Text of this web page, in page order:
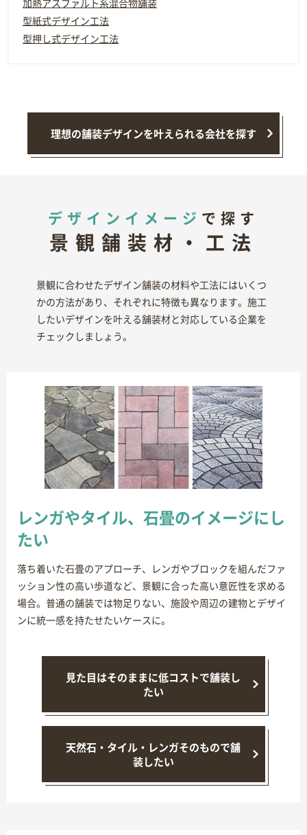
型紙式デザイン工法
型押し式デザイン工法
理想の舗装デザインを叶えられる会社を探す
デザインイメージ で探す
景観舗装材・工法
景観に合わせたデザイン舗装の材料や工法にはいくつ
かの方法があり、それぞれに特徴も異なります。施工
したいデザインを叶える舗装材と対応している企業を
チェックしましょう。
レンガやタイル、石畳のイメージにし
たい
落ち着いた石畳のアプローチ、レンガやブロックを組んだファ
ッション性の高い歩道など、景観に合った高い意匠性を求める
場合。普通の舗装では物足りない、施設や周辺の建物とデザイ
ンに統一感を持たせたいケースに。
見た目はそのままに低コストで舗装し
たい
天然石・タイル・レンガそのもので舗
装したい